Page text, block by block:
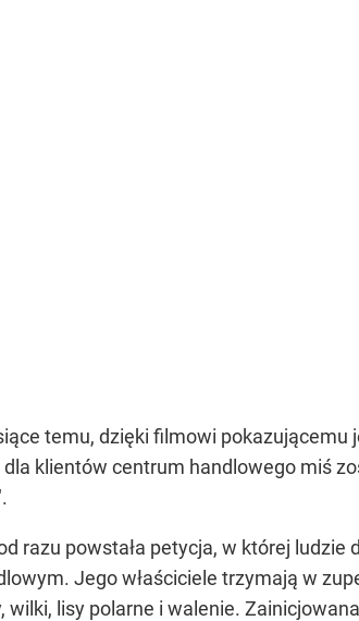
temu, dzięki filmowi
klientów centrum handlowego miś
razu powstała petycja, w której ludzie
Jego właściciele trzymają w
lisy polarne i walenie.